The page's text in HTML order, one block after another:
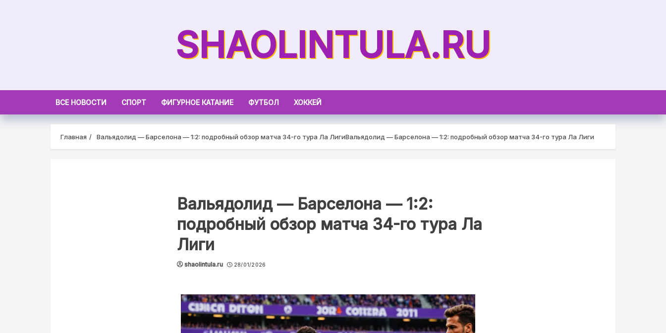
SHAOLINTULA.RU
ВСЕ НОВОСТИ СПОРТ ФИГУРНОЕ КАТАНИЕ ФУТБОЛ ХОККЕЙ
Главная Вальядолид — Барселона — 1:2: подробный обзор матча 34-го тура Ла ЛигиВальядолид — Барселона — 1:2: подробный обзор матча 34-го тура Ла Лиги
Вальядолид — Барселона — 1:2:
подробный обзор матча 34-го тура Ла
Лиги
shaolintula.ru 28/01/2026